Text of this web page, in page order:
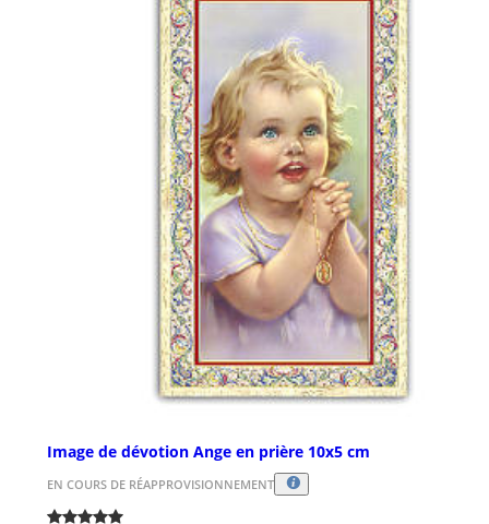
Image de dévotion Ange en prière 10x5 cm
EN COURS DE RÉAPPROVISIONNEMENT